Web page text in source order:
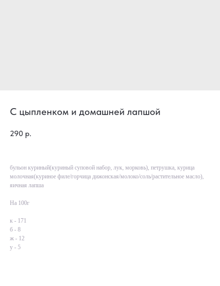
С цыпленком и домашней лапшой
290 р.
бульон куриный(куриный суповой набор, лук, морковь), петрушка, курица
молочная(куриное филе/горчица дижонская/молоко/соль/растительное масло),
яичная лапша
На 100г
к - 171
б - 8
ж - 12
у - 5